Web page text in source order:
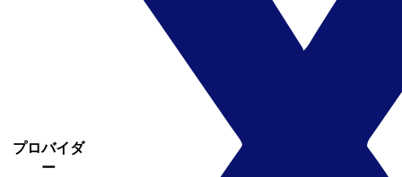
プロバイダ
ー